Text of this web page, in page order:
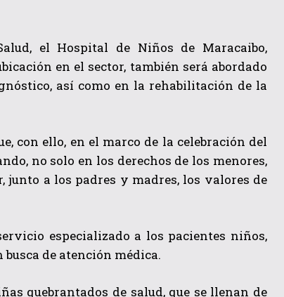
el Hospital de Niños de Maracaibo,
en el sector, también será abordado
así como en la rehabilitación de la
con ello, en el marco de la celebración del
no solo en los derechos de los menores,
a los padres y madres, los valores de
especializado a los pacientes niños,
de atención médica.
quebrantados de salud, que se llenan de